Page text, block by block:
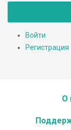
Войти
Регистрация
О